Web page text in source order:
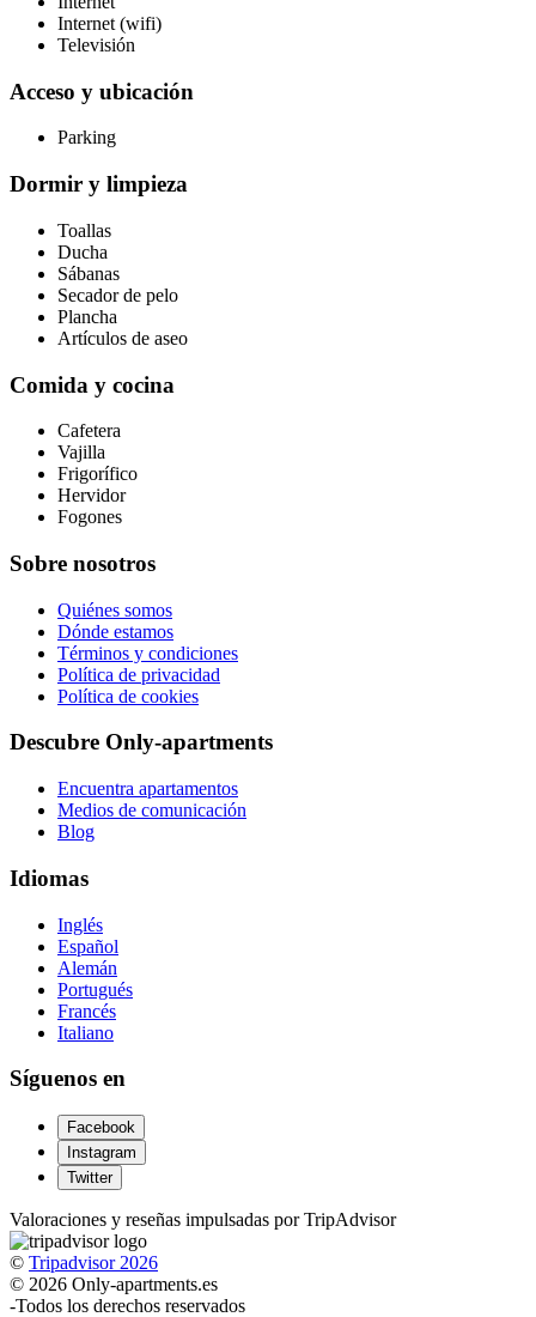
Internet (wifi)
Televisión
Acceso y ubicación
Parking
Dormir y limpieza
Toallas
Ducha
Sábanas
Secador de pelo
Plancha
Artículos de aseo
Comida y cocina
Cafetera
Vajilla
Frigorífico
Hervidor
Fogones
Sobre nosotros
Quiénes somos
Dónde estamos
Términos y condiciones
Política de privacidad
Política de cookies
Descubre Only-apartments
Encuentra apartamentos
Medios de comunicación
Blog
Idiomas
Inglés
Español
Alemán
Portugués
Francés
Italiano
Síguenos en
Facebook
Instagram
Twitter
Valoraciones y reseñas impulsadas por TripAdvisor
© Tripadvisor 2026
© 2026 Only-apartments.es
-Todos los derechos reservados